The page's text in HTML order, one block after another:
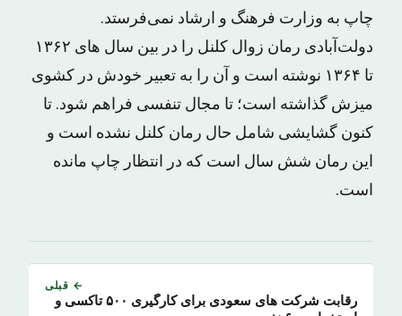
چاپ به وزارت فرهنگ و ارشاد نمی‌فرستد.
دولت‌آبادی رمان زوال کلنل را در بین سال های ۱۳۶۲
تا ۱۳۶۴ نوشته است و آن را به تعبیر خودش در کشوی
میزش گذاشته است؛ تا مجال تنفسی فراهم شود. تا
کنون گشایشی شامل حال رمان کلنل نشده است و
این رمان شش سال است که در انتظار چاپ مانده
است.
← قبلی
رقابت شرکت های سعودی برای کارگیری ۵۰۰ تاکسی و